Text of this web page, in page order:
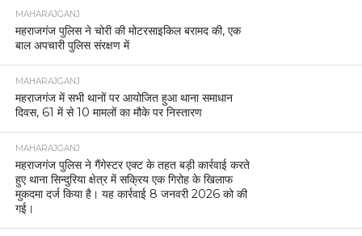
MAHARAJGANJ
महराजगंज पुलिस ने चोरी की मोटरसाइकिल बरामद की, एक
बाल अपचारी पुलिस संरक्षण में
MAHARAJGANJ
महराजगंज में सभी थानों पर आयोजित हुआ थाना समाधान
दिवस, 61 में से 10 मामलों का मौके पर निस्तारण
MAHARAJGANJ
महराजगंज पुलिस ने गैंगेस्टर एक्ट के तहत बड़ी कार्रवाई करते
हुए थाना सिन्दुरिया क्षेत्र में सक्रिय एक गिरोह के खिलाफ
मुकदमा दर्ज किया है। यह कार्रवाई 8 जनवरी 2026 को की
गई।